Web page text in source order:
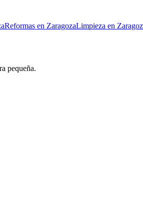
Reformas en ZaragozaLimpieza en
pequeña.